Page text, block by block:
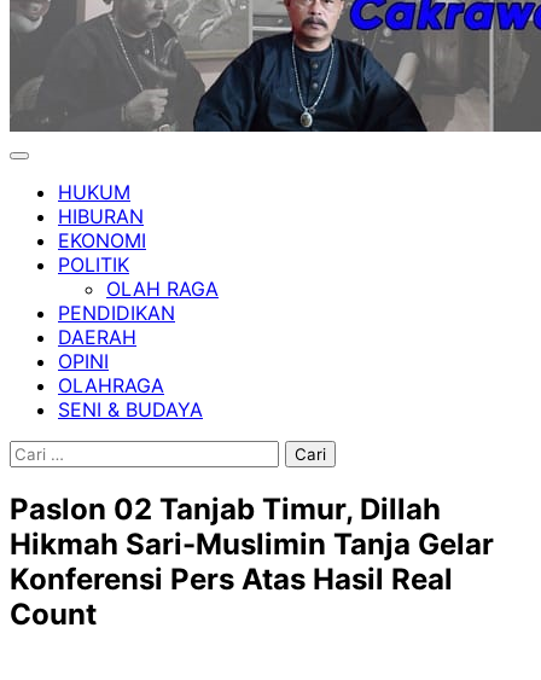
HUKUM
HIBURAN
EKONOMI
POLITIK
OLAH RAGA
PENDIDIKAN
DAERAH
OPINI
OLAHRAGA
SENI & BUDAYA
Cari
Paslon 02 Tanjab Timur, Dillah
Hikmah Sari-Muslimin Tanja Gelar
Konferensi Pers Atas Hasil Real
Count